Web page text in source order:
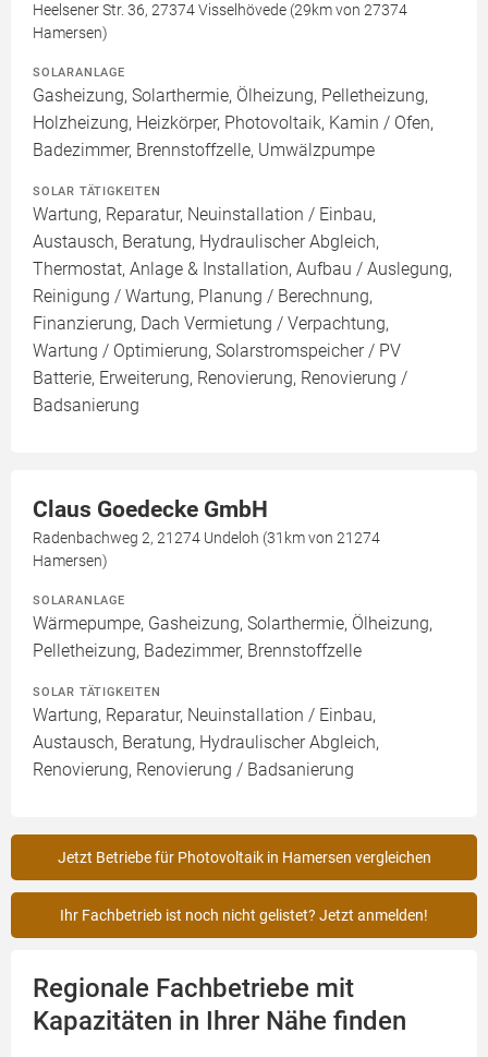
Heelsener Str. 36, 27374 Visselhövede (29km von 27374
Hamersen)
SOLARANLAGE
Gasheizung, Solarthermie, Ölheizung, Pelletheizung,
Holzheizung, Heizkörper, Photovoltaik, Kamin / Ofen,
Badezimmer, Brennstoffzelle, Umwälzpumpe
SOLAR TÄTIGKEITEN
Wartung, Reparatur, Neuinstallation / Einbau,
Austausch, Beratung, Hydraulischer Abgleich,
Thermostat, Anlage & Installation, Aufbau / Auslegung,
Reinigung / Wartung, Planung / Berechnung,
Finanzierung, Dach Vermietung / Verpachtung,
Wartung / Optimierung, Solarstromspeicher / PV
Batterie, Erweiterung, Renovierung, Renovierung /
Badsanierung
Claus Goedecke GmbH
Radenbachweg 2, 21274 Undeloh (31km von 21274
Hamersen)
SOLARANLAGE
Wärmepumpe, Gasheizung, Solarthermie, Ölheizung,
Pelletheizung, Badezimmer, Brennstoffzelle
SOLAR TÄTIGKEITEN
Wartung, Reparatur, Neuinstallation / Einbau,
Austausch, Beratung, Hydraulischer Abgleich,
Renovierung, Renovierung / Badsanierung
Jetzt Betriebe für Photovoltaik in Hamersen vergleichen
Ihr Fachbetrieb ist noch nicht gelistet? Jetzt anmelden!
Regionale Fachbetriebe mit
Kapazitäten in Ihrer Nähe finden